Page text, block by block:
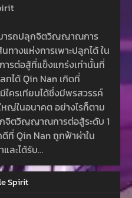
มารถปลุกจิตวิญญาณการ
ทางแห่งการเพาะปลูกได้ ใน
รต่อสู้ที่แข็งแกร่งเท่านั้นที่
กได้ Qin Nan เกิดที่
ใครเทียบได้ซึ่งมีพรสวรรค์
ญ่ในอนาคต อย่างไรก็ตาม
กจิตวิญญาณการต่อสู้ระดับ 1
ดีที่ Qin Nan ถูกฟ้าผ่าใน
ละได้รับ…
Spirit